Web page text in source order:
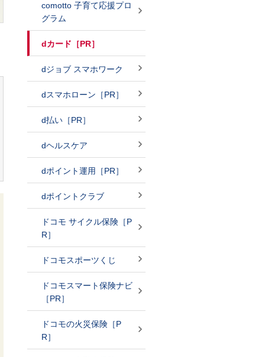
comotto 子育て応援プロ
グラム
dカード［PR］
dジョブ スマホワーク
dスマホローン［PR］
d払い［PR］
dヘルスケア
dポイント運用［PR］
dポイントクラブ
ドコモ サイクル保険［P
R］
ドコモスポーツくじ
ドコモスマート保険ナビ
［PR］
ドコモの火災保険［P
R］